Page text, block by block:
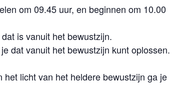
om 09.45 uur, en beginnen om 10.00
is vanuit het bewustzijn.
dat vanuit het bewustzijn kunt oplossen.
licht van het heldere bewustzijn ga je